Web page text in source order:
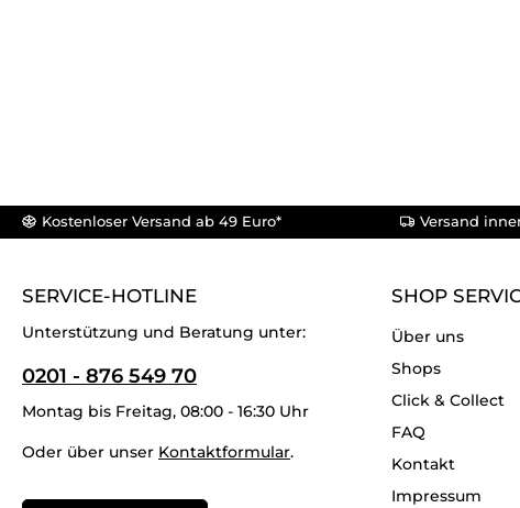
Kostenloser Versand ab 49 Euro* Versand
SERVICE-HOTLINE
Unterstützung und Beratung unter:
0201 - 876 549 70
Montag bis Freitag, 08:00 - 16:30 Uhr
Oder über unser Kontaktformular.
SHOP
Über uns
Shops
Click & Collect
FAQ
Kontakt
Impressum